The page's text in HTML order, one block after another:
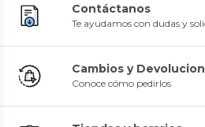
Contáctanos
Te ayudamos con dudas y
Cambios y
Conoce cómo pedirlos